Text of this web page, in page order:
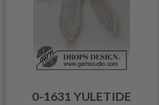
0-1631 YULETIDE